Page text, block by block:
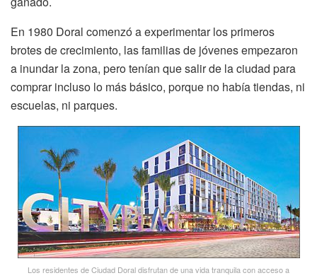
En 1980 Doral comenzó a experimentar los primeros
brotes de crecimiento, las familias de jóvenes empezaron
a inundar la zona, pero tenían que salir de la ciudad para
comprar incluso lo más básico, porque no había tiendas, ni
escuelas, ni parques.
Los residentes de Ciudad Doral disfrutan de una vida tranquila con acceso a